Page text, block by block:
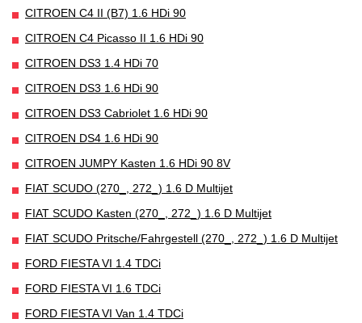
CITROEN C4 II (B7) 1.6 HDi 90
CITROEN C4 Picasso II 1.6 HDi 90
CITROEN DS3 1.4 HDi 70
CITROEN DS3 1.6 HDi 90
CITROEN DS3 Cabriolet 1.6 HDi 90
CITROEN DS4 1.6 HDi 90
CITROEN JUMPY Kasten 1.6 HDi 90 8V
FIAT SCUDO (270_, 272_) 1.6 D Multijet
FIAT SCUDO Kasten (270_, 272_) 1.6 D Multijet
FIAT SCUDO Pritsche/Fahrgestell (270_, 272_) 1.6 D Multijet
FORD FIESTA VI 1.4 TDCi
FORD FIESTA VI 1.6 TDCi
FORD FIESTA VI Van 1.4 TDCi